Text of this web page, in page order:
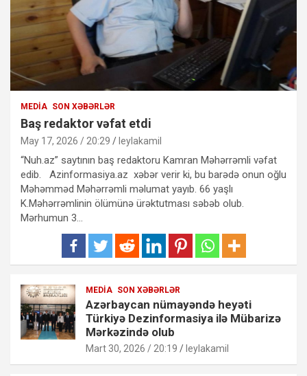
MEDIA SON XƏBƏRLƏR
Baş redaktor vəfat etdi
May 17, 2026 / 20:29 leylakamil
“Nuh.az” saytının baş redaktoru Kamran Məhərrəmli vəfat
edib. Azinformasiya.az xəbər verir ki, bu barədə onun oğlu
Məhəmməd Məhərrəmli məlumat yayıb. 66 yaşlı
K.Məhərrəmlinin ölümünə ürəktutması səbəb olub.
Mərhumun 3…
MEDIA SON XƏBƏRLƏR
Azərbaycan nümayəndə heyəti
Türkiyə Dezinformasiya ilə Mübarizə
Mərkəzində olub
Mart 30, 2026 / 20:19 leylakamil